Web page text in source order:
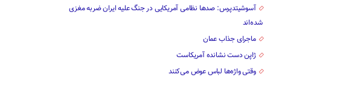
آسوشیتدپرس: صدها نظامی آمریکایی در جنگ علیه ایران ضربه مغزی
شده‌اند
ماجرای جذاب عمان
ژاپن دست نشانده آمریکاست
وقتی واژه‌ها لباس عوض می‌کنند